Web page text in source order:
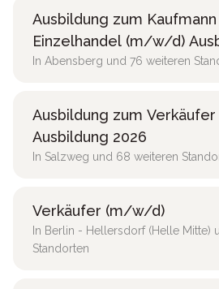
Ausbildung zum
Einzelhandel (m/w/d)
In Abensberg und 76 weiteren
Ausbildung zum
Ausbildung 2026
In Salzweg und 68 weiteren
Verkäufer (m/w/d)
In Berlin - Hellersdorf (Helle Mitte)
Standorten